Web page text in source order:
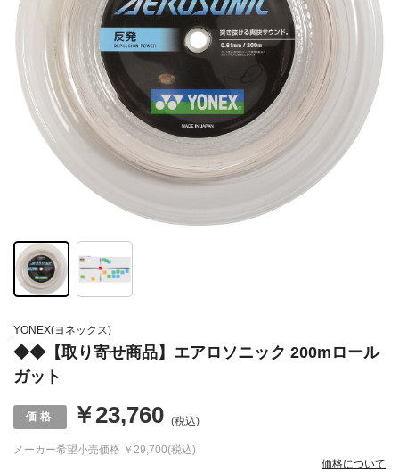
YONEX(ヨネックス)
◆◆【取り寄せ商品】エアロソニック 200mロール
ガット
メーカー希望小売価格 ￥29,700(税込)
￥23,760 (税込)
価格について